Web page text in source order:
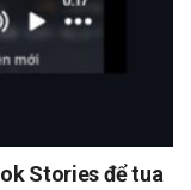
Stories để tua